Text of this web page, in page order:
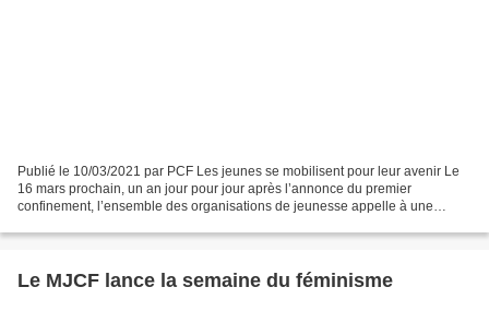
Publié le 10/03/2021 par PCF Les jeunes se mobilisent pour leur avenir Le
16 mars prochain, un an jour pour jour après l’annonce du premier
confinement, l’ensemble des organisations de jeunesse appelle à une
Le MJCF lance la semaine du féminisme